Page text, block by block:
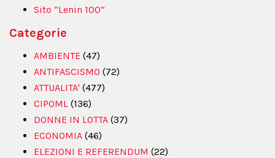
Sito “Lenin 100”
Categorie
AMBIENTE (47)
ANTIFASCISMO (72)
ATTUALITA' (477)
CIPOML (136)
DONNE IN LOTTA (37)
ECONOMIA (46)
ELEZIONI E REFERENDUM (22)